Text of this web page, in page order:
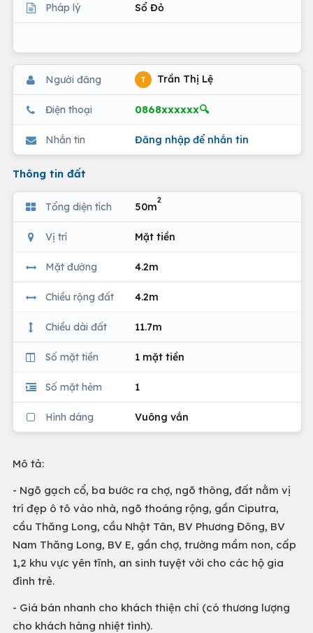
Pháp lý Sổ Đỏ
Người đăng T Trần Thị Lệ
Điện thoại 0868xxxxxx🔍
Nhắn tin Đăng nhập để nhắn tin
Thông tin đất
Tổng diện tích 50m
2
Vị trí Mặt tiền
Mặt đường 4.2m
Chiều rộng đất 4.2m
Chiều dài đất 11.7m
Số mặt tiền 1 mặt tiền
Số mặt hẻm 1
Hình dáng Vuông vắn
Mô tả:
- Ngõ gạch cổ, ba bước ra chợ, ngõ thông, đất nằm vị
trí đẹp ô tô vào nhà, ngõ thoáng rộng, gần Ciputra,
cầu Thăng Long, cầu Nhật Tân, BV Phương Đông, BV
Nam Thăng Long, BV E, gần chợ, trường mầm non, cấp
1,2 khu vực yên tĩnh, an sinh tuyệt vời cho các hộ gia
đình trẻ.
- Giá bán nhanh cho khách thiện chí (có thương lượng
cho khách hàng nhiệt tình).